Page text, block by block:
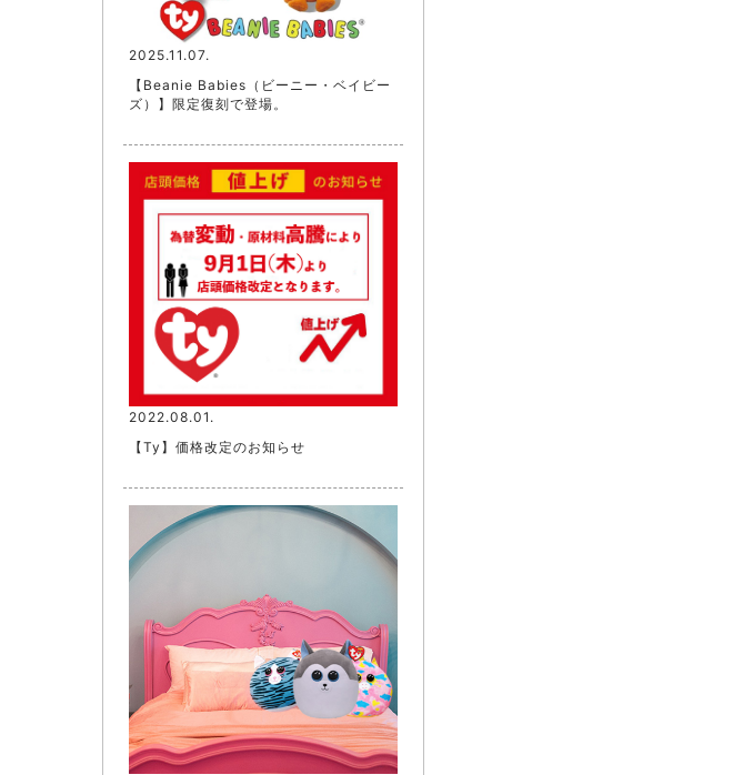
2025.11.07.
【Beanie Babies（ビーニー・ベイビー
ズ）】限定復刻で登場。
2022.08.01.
【Ty】価格改定のお知らせ